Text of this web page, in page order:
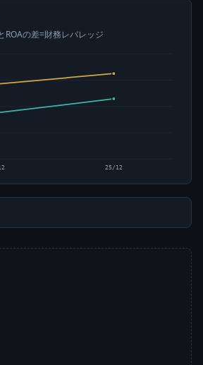
ROAの差=財務レバレッジ
25/12